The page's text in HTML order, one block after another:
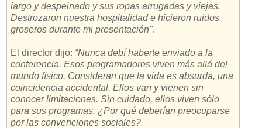
largo y despeinado y sus ropas arrugadas y viejas.
Destrozaron nuestra hospitalidad e hicieron ruidos
groseros durante mi presentación''.
El director dijo: “Nunca debí haberte enviado a la
conferencia. Esos programadores viven más allá del
mundo físico. Consideran que la vida es absurda, una
coincidencia accidental. Ellos van y vienen sin
conocer limitaciones. Sin cuidado, ellos viven sólo
para sus programas. ¿Por qué deberían preocuparse
por las convenciones sociales?